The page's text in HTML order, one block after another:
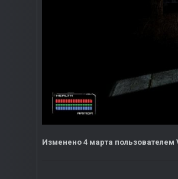
Изменено 4 марта пользователем